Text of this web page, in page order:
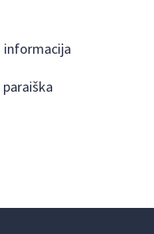
informacija